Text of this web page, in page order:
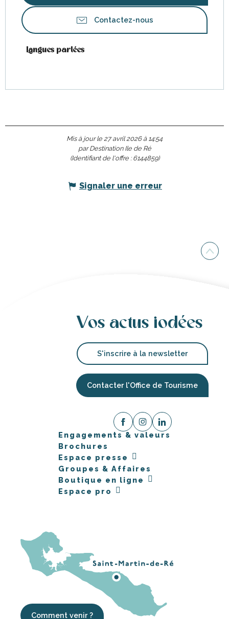
Contactez-nous
Langues parlées
Langues parlées
Mis à jour le 27 avril 2026 à 14:54
par Destination Ile de Ré
(Identifiant de l'offre : 6144859)
Signaler une erreur
Vos actus iodées
S'inscrire à la newsletter
Contacter l'Office de Tourisme
Engagements & valeurs
Brochures
Espace presse
Groupes & Affaires
Boutique en ligne
Espace pro
Comment venir ?